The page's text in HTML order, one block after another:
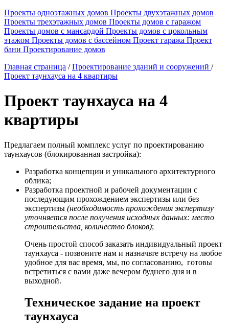
Проекты одноэтажных домов Проекты двухэтажных домов
Проекты трехэтажных домов Проекты домов с гаражом
Проекты домов с мансардой Проекты домов с цокольным
этажом Проекты домов с бассейном Проект гаража Проект
бани Проектирование домов
Главная страница / Проектирование зданий и сооружений /
Проект таунхауса на 4 квартиры
Проект таунхауса на 4
квартиры
Предлагаем полный комплекс услуг по проектированию
таунхаусов (блокированная застройка):
Разработка концепции и уникального архитектурного
облика;
Разработка проектной и рабочей документации с
последующим прохождением экспертизы или без
экспертизы (необходимость прохождения экспертизу
уточняется после получения исходных данных: место
строительства, количество блоков);
Очень простой способ заказать индивидуальный проект
таунхауса - позвоните нам и назначьте встречу на любое
удобное для вас время, мы, по согласованию, готовы
встретиться с вами даже вечером буднего дня и в
выходной.
Техническое задание на проект
таунхауса